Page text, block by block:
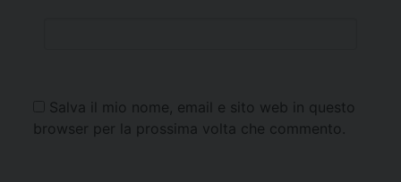
Salva il mio nome, email e sito web in questo
browser per la prossima volta che commento.